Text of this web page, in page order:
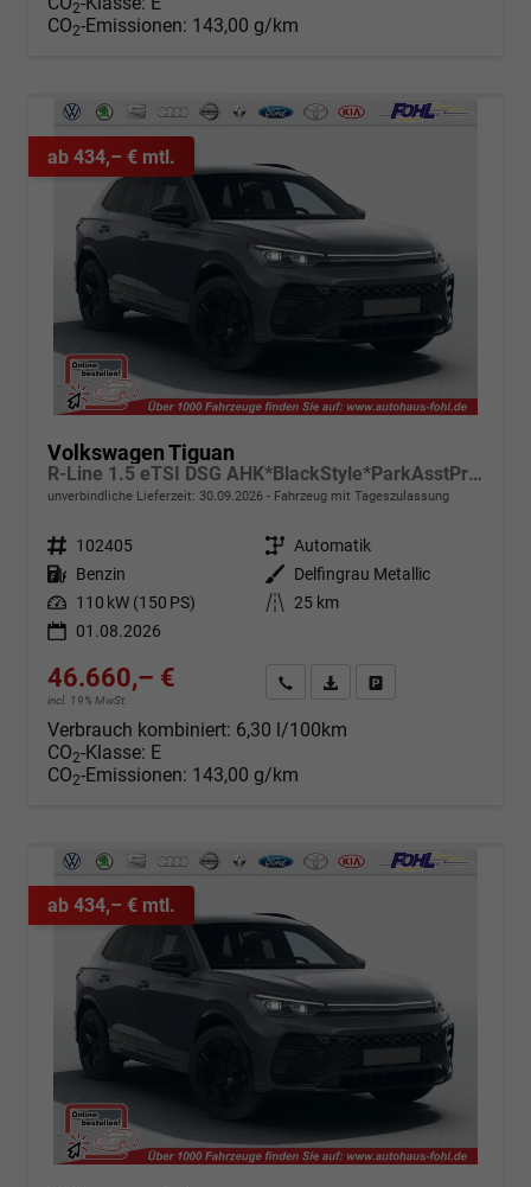
2
CO2-Emissionen: 143,00 g/km
ab 434,– € mtl.
Volkswagen Tiguan
R-Line 1.5 eTSI DSG AHK*BlackStyle*ParkAsstPro*360° Kamera*Android Auto*Navi*SHZ*Matrix*HUD
unverbindliche Lieferzeit: 30.09.2026 Fahrzeug mit Tageszulassung
Fahrzeugnr. 102405 Getriebe Automatik
Kraftstoff Benzin Außenfarbe
Delfingrau Metallic
Leistung 110 kW (150 PS) Kilometerstand 25 km
01.08.2026
46.660,– €
incl. 19% MwSt.
Angebot anfordern
Fahrzeugexpose (PDF)
Verbrauch kombiniert: 6,30 l/100km
CO2-Klasse: E
CO2-Emissionen: 143,00 g/km
ab 434,– € mtl.